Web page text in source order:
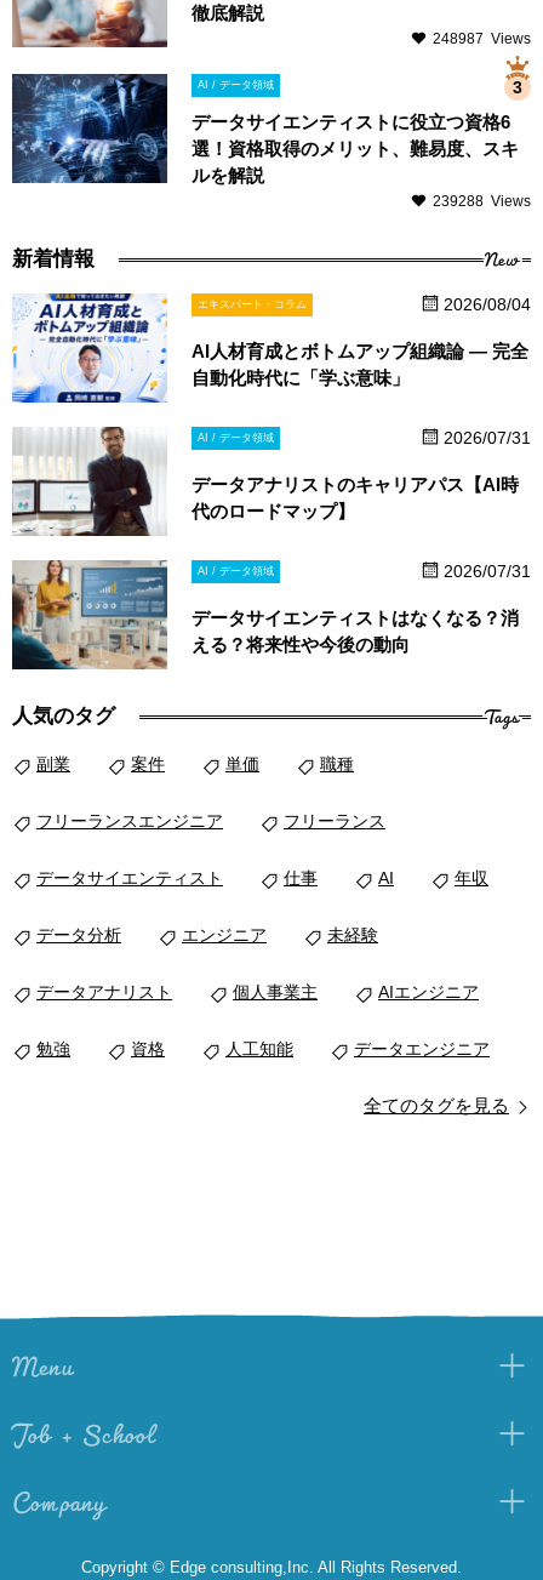
徹底解説
248987 Views
AI / データ領域
データサイエンティストに役立つ資格6
選！資格取得のメリット、難易度、スキ
ルを解説
239288 Views
新着情報 New
エキスパート・コラム 2026/08/04
AI人材育成とボトムアップ組織論 ― 完全
自動化時代に「学ぶ意味」
AI / データ領域 2026/07/31
データアナリストのキャリアパス【AI時
代のロードマップ】
AI / データ領域 2026/07/31
データサイエンティストはなくなる？消
える？将来性や今後の動向
人気のタグ Tags
副業 案件 単価 職種
フリーランスエンジニア フリーランス
データサイエンティスト 仕事 AI 年収
データ分析 エンジニア 未経験
データアナリスト 個人事業主 AIエンジニア
勉強 資格 人工知能 データエンジニア
全てのタグを見る
Menu
Job + School
Company
Copyright © Edge consulting,Inc. All Rights Reserved.